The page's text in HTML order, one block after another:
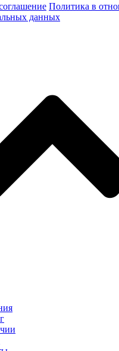
Политика в
данных